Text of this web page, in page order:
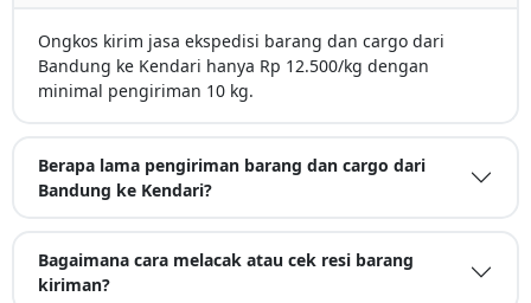
Ongkos kirim jasa ekspedisi barang dan cargo dari
Bandung ke Kendari hanya Rp 12.500/kg dengan
minimal pengiriman 10 kg.
Berapa lama pengiriman barang dan cargo dari
Bandung ke Kendari?
Bagaimana cara melacak atau cek resi barang
kiriman?